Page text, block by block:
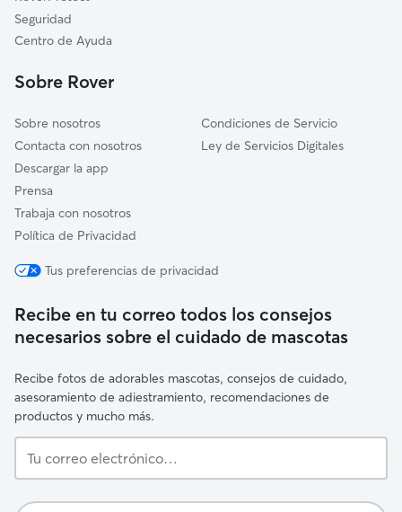
Jafre
Rupià
Garrigoles
Seguridad
Centro de Ayuda
Sobre Rover
Sobre nosotros
Contacta con nosotros
Descargar la app
Prensa
Trabaja con nosotros
Política de Privacidad
Condiciones de Servicio
Ley de Servicios Digitales
Tus preferencias de privacidad
Recibe en tu correo todos los consejos
necesarios sobre el cuidado de mascotas
Recibe fotos de adorables mascotas, consejos de cuidado,
asesoramiento de adiestramiento, recomendaciones de
productos y mucho más.
correo